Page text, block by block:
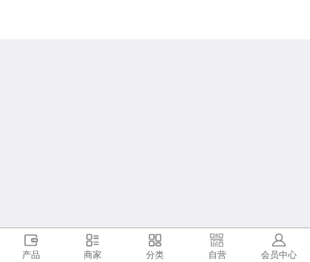
产品 商家 分类 自营 会员中心